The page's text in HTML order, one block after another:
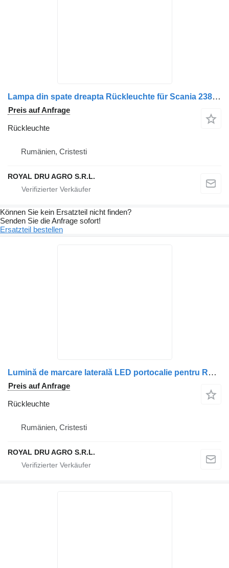
Lampa din spate dreapta Rückleuchte für Scania 2380953 1905042 2241858 LKW
Preis auf Anfrage
Rückleuchte
Rumänien, Cristesti
ROYAL DRU AGRO S.R.L.
Können Sie kein Ersatzteil nicht finden?
Senden Sie die Anfrage sofort!
Ersatzteil bestellen
Lumină de marcare laterală LED portocalie pentru Rückleuchte für Scania LKW
Preis auf Anfrage
Rückleuchte
Rumänien, Cristesti
ROYAL DRU AGRO S.R.L.